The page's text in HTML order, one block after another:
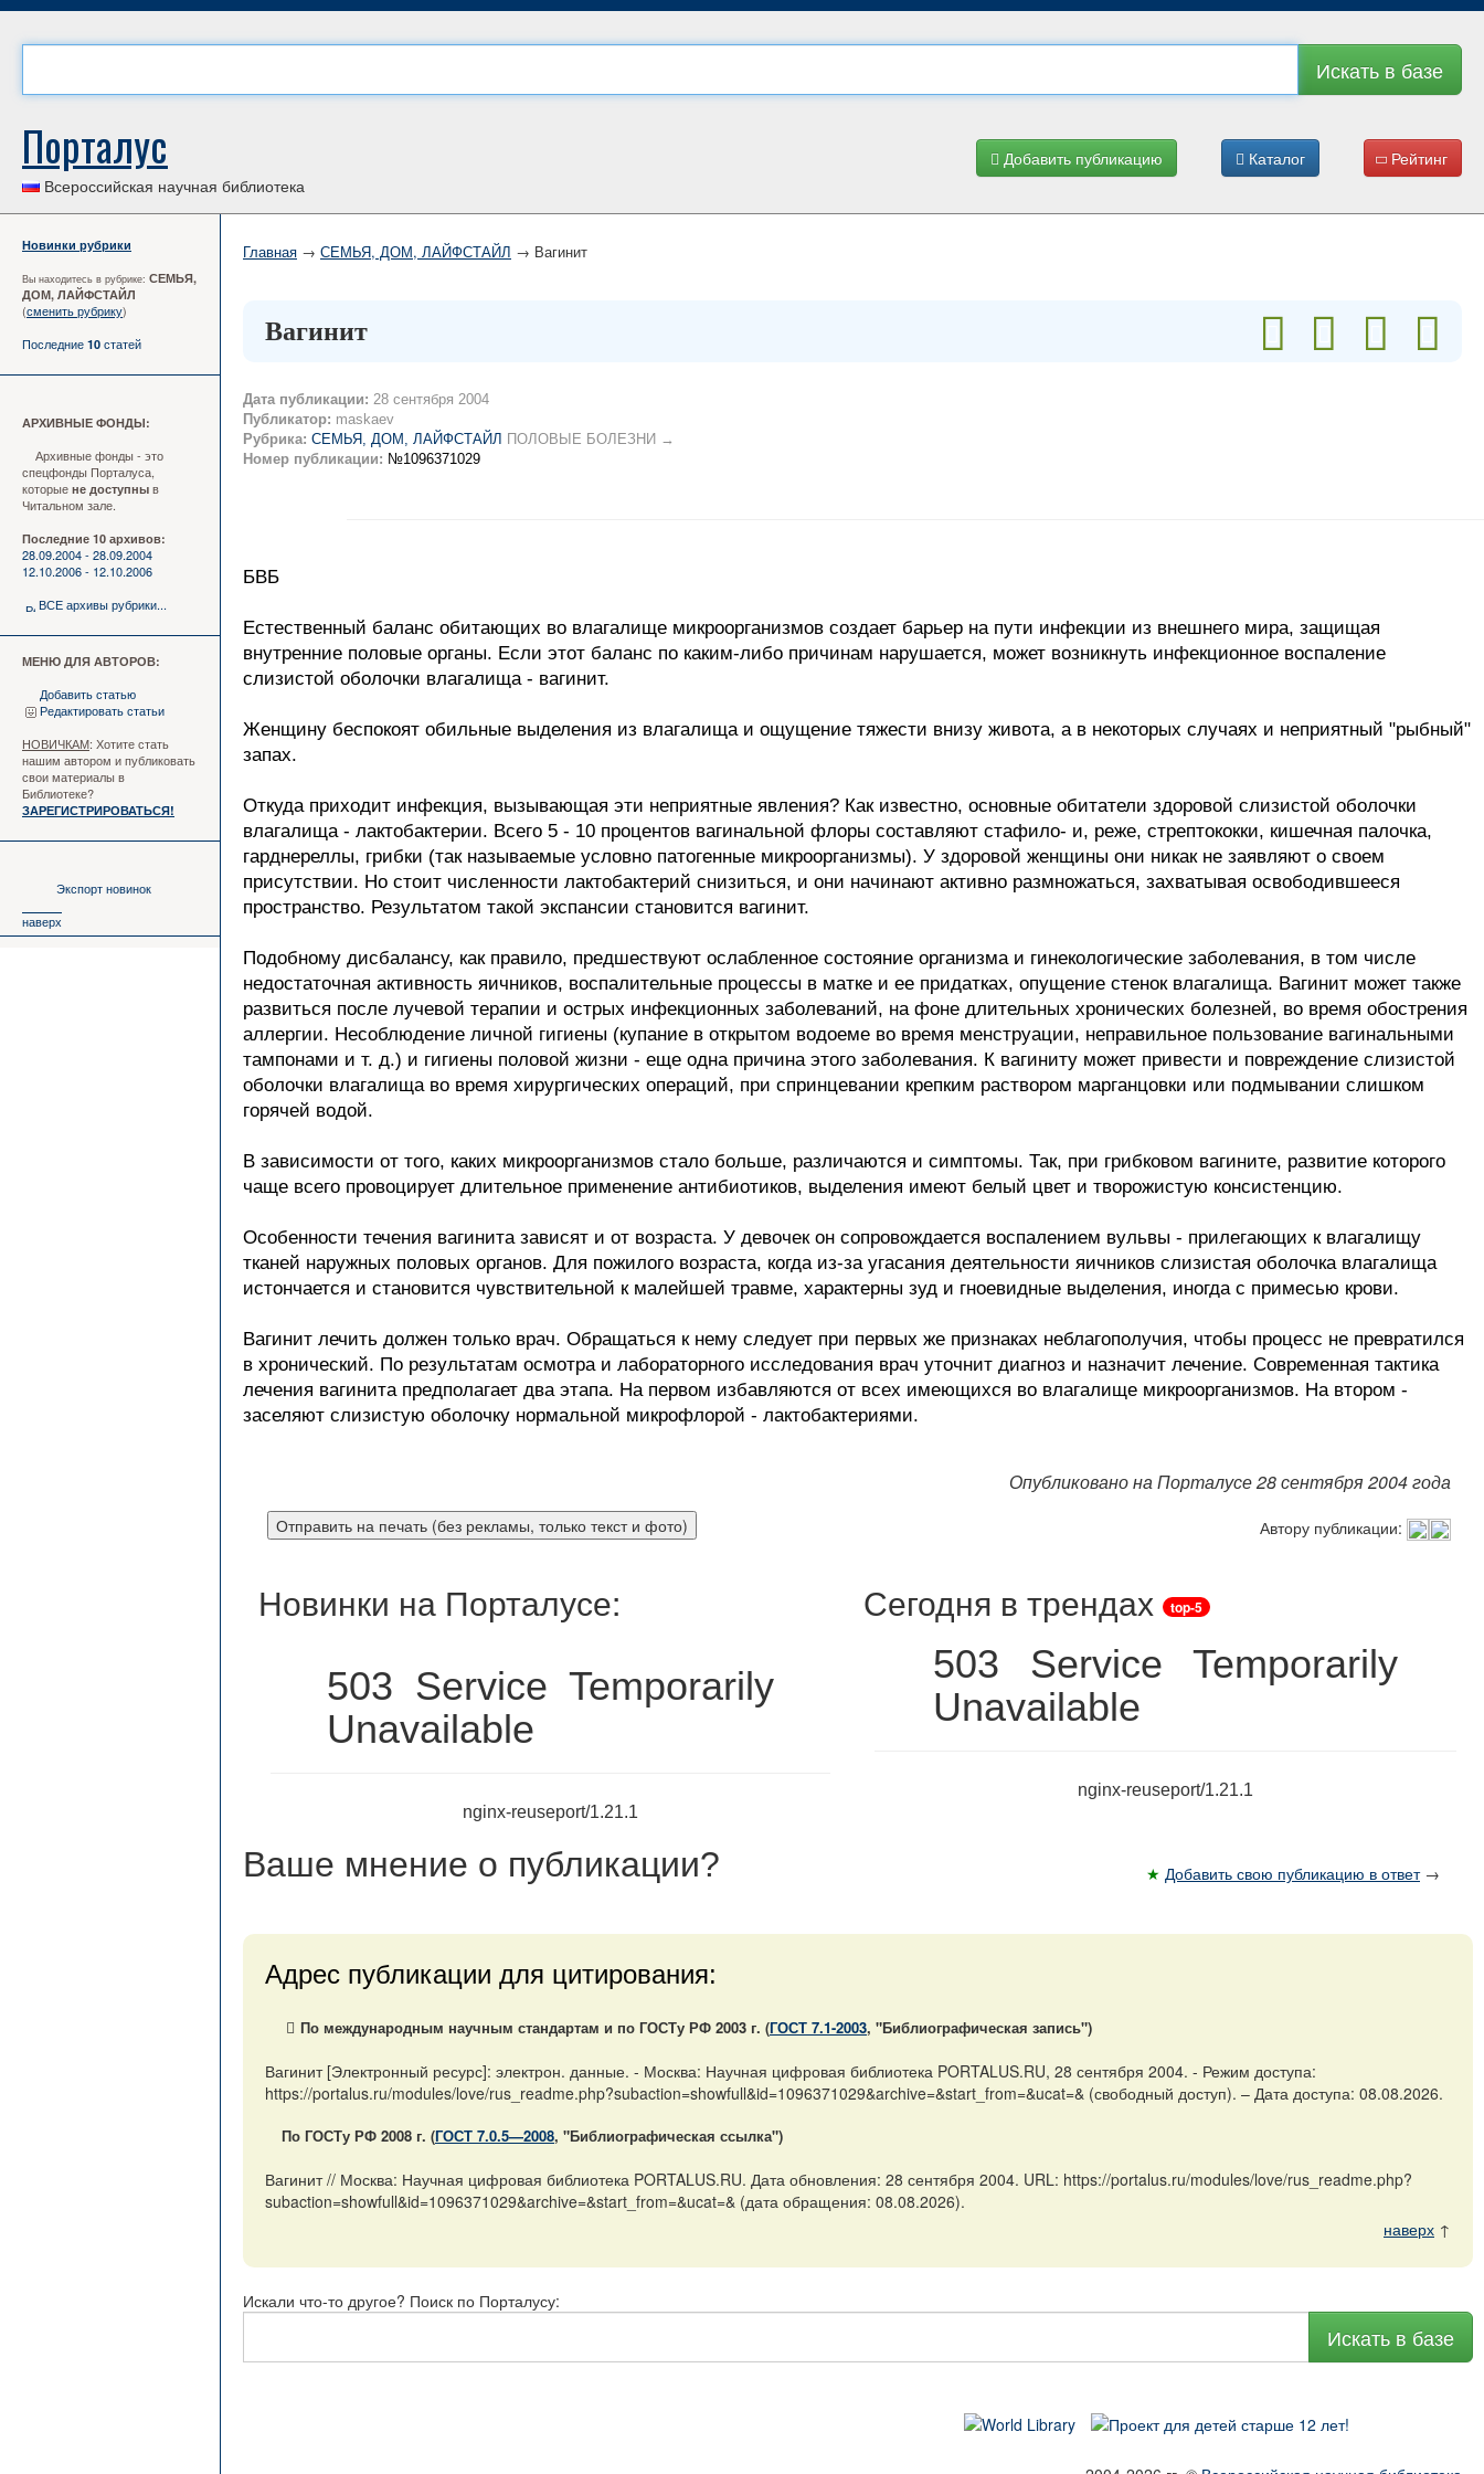
Искать в базе
Рейтинг
Каталог
Добавить публикацию
Порталус
Всероссийская научная библиотека
Новинки рубрики
Вы находитесь в рубрике: СЕМЬЯ,
ДОМ, ЛАЙФСТАЙЛ
(сменить рубрику)
Последние 10 статей
АРХИВНЫЕ ФОНДЫ:
Архивные фонды - это
спецфонды Порталуса,
которые не доступны в
Читальном зале.
Последние 10 архивов:
28.09.2004 - 28.09.2004
12.10.2006 - 12.10.2006
ВСЕ архивы рубрики...
МЕНЮ ДЛЯ АВТОРОВ:
Добавить статью
Редактировать статьи
НОВИЧКАМ: Хотите стать
нашим автором и публиковать
свои материалы в
Библиотеке?
ЗАРЕГИСТРИРОВАТЬСЯ!
Экспорт новинок
наверх
Главная → СЕМЬЯ, ДОМ, ЛАЙФСТАЙЛ → Вагинит
Вагинит
Дата публикации: 28 сентября 2004
Публикатор: maskaev
Рубрика: СЕМЬЯ, ДОМ, ЛАЙФСТАЙЛ ПОЛОВЫЕ БОЛЕЗНИ →
Номер публикации: №1096371029
БВБ
Естественный баланс обитающих во влагалище микроорганизмов создает барьер на пути инфекции из внешнего мира, защищая
внутренние половые органы. Если этот баланс по каким-либо причинам нарушается, может возникнуть инфекционное воспаление
слизистой оболочки влагалища - вагинит.
Женщину беспокоят обильные выделения из влагалища и ощущение тяжести внизу живота, а в некоторых случаях и неприятный "рыбный"
запах.
Откуда приходит инфекция, вызывающая эти неприятные явления? Как известно, основные обитатели здоровой слизистой оболочки
влагалища - лактобактерии. Всего 5 - 10 процентов вагинальной флоры составляют стафило- и, реже, стрептококки, кишечная палочка,
гарднереллы, грибки (так называемые условно патогенные микроорганизмы). У здоровой женщины они никак не заявляют о своем
присутствии. Но стоит численности лактобактерий снизиться, и они начинают активно размножаться, захватывая освободившееся
пространство. Результатом такой экспансии становится вагинит.
Подобному дисбалансу, как правило, предшествуют ослабленное состояние организма и гинекологические заболевания, в том числе
недостаточная активность яичников, воспалительные процессы в матке и ее придатках, опущение стенок влагалища. Вагинит может также
развиться после лучевой терапии и острых инфекционных заболеваний, на фоне длительных хронических болезней, во время обострения
аллергии. Несоблюдение личной гигиены (купание в открытом водоеме во время менструации, неправильное пользование вагинальными
тампонами и т. д.) и гигиены половой жизни - еще одна причина этого заболевания. К вагиниту может привести и повреждение слизистой
оболочки влагалища во время хирургических операций, при спринцевании крепким раствором марганцовки или подмывании слишком
горячей водой.
В зависимости от того, каких микроорганизмов стало больше, различаются и симптомы. Так, при грибковом вагините, развитие которого
чаще всего провоцирует длительное применение антибиотиков, выделения имеют белый цвет и творожистую консистенцию.
Особенности течения вагинита зависят и от возраста. У девочек он сопровождается воспалением вульвы - прилегающих к влагалищу
тканей наружных половых органов. Для пожилого возраста, когда из-за угасания деятельности яичников слизистая оболочка влагалища
истончается и становится чувствительной к малейшей травме, характерны зуд и гноевидные выделения, иногда с примесью крови.
Вагинит лечить должен только врач. Обращаться к нему следует при первых же признаках неблагополучия, чтобы процесс не превратился
в хронический. По результатам осмотра и лабораторного исследования врач уточнит диагноз и назначит лечение. Современная тактика
лечения вагинита предполагает два этапа. На первом избавляются от всех имеющихся во влагалище микроорганизмов. На втором -
заселяют слизистую оболочку нормальной микрофлорой - лактобактериями.
Опубликовано на Порталусе 28 сентября 2004 года
Автору публикации:
Новинки на Порталусе:
503 Service Temporarily
Unavailable
nginx-reuseport/1.21.1
Сегодня в трендах top-5
503 Service Temporarily
Unavailable
nginx-reuseport/1.21.1
★ Добавить свою публикацию в ответ→
Ваше мнение о публикации?
Адрес публикации для цитирования:
По международным научным стандартам и по ГОСТу РФ 2003 г. (ГОСТ 7.1-2003, "Библиографическая запись")
Вагинит [Электронный ресурс]: электрон. данные. - Москва: Научная цифровая библиотека PORTALUS.RU, 28 сентября 2004. - Режим доступа:
https://portalus.ru/modules/love/rus_readme.php?subaction=showfull&id=1096371029&archive=&start_from=&ucat=& (свободный доступ). – Дата доступа: 08.08.2026.
По ГОСТу РФ 2008 г. (ГОСТ 7.0.5—2008, "Библиографическая ссылка")
Вагинит // Москва: Научная цифровая библиотека PORTALUS.RU. Дата обновления: 28 сентября 2004. URL: https://portalus.ru/modules/love/rus_readme.php?
subaction=showfull&id=1096371029&archive=&start_from=&ucat=& (дата обращения: 08.08.2026).
наверх ↑
Искали что-то другое? Поиск по Порталусу:
Искать в базе